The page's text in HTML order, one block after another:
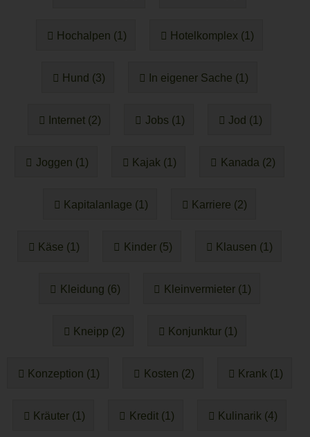
Hochalpen (1) Hotelkomplex (1)
Hund (3) In eigener Sache (1)
Internet (2) Jobs (1) Jod (1)
Joggen (1) Kajak (1) Kanada (2)
Kapitalanlage (1) Karriere (2)
Käse (1) Kinder (5) Klausen (1)
Kleidung (6) Kleinvermieter (1)
Kneipp (2) Konjunktur (1)
Konzeption (1) Kosten (2) Krank (1)
Kräuter (1) Kredit (1) Kulinarik (4)